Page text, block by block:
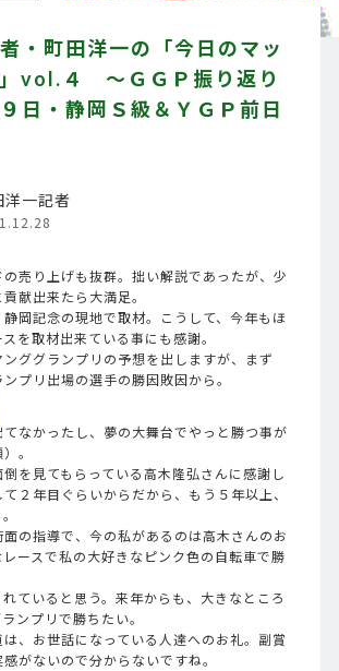
・町田洋一の「今日のマッ
vol.４ ～ＧＧＰ振り返り
日・静岡Ｓ級＆ＹＧＰ前日
洋一記者
売り上げも抜群。拙い解説であったが、少
献出来たら大満足。
岡記念の現地で取材。こうして、今年もほ
を取材出来ている事にも感謝。
ググランプリの予想を出しますが、まず
プリ出場の選手の勝因敗因から。
てなかったし、夢の大舞台でやっと勝つ事が
。
を見てもらっている高木隆弘さんに感謝し
２年目ぐらいからだから、もう５年以上、
の指導で、今の私があるのは高木さんのお
ースで私の大好きなピンク色の自転車で勝
ていると思う。来年からも、大きなところ
ンプリで勝ちたい。
、お世話になっている人達へのお礼。副賞
がないので分からないですね。